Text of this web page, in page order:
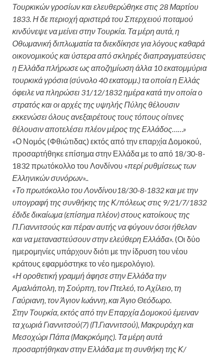
Τουρκικών γροσίων και ελευθερώθηκε στις 28 Μαρτίου
1833. Η δε περιοχή αριστερά του Σπερχειού ποταμού
κινδύνεψε να μείνει στην Τουρκία. Τα μέρη αυτά, η
Οθωμανική διπλωματία τα διεκδίκησε για λόγους καθαρά
οικονομικούς και ύστερα από σκληρές διαπραγματεύσεις
η Ελλάδα πλήρωσε ως αποζημίωση άλλα 10 εκατομμύρια
τουρκικά γρόσια (σύνολο 40 εκατομμ.) τα οποία η Ελλάς
όφειλε να πληρώσει 31/12/1832 ημέρα κατά την οποία ο
στρατός και οι αρχές της υψηλής Πύλης θέλουσιν
εκκενώσει όλους ανεξαιρέτους τους τόπους οίτινες
θέλουσιν αποτελέσει πλέον μέρος της Ελλάδος……»
«Ο Νομός (Φθιώτιδας) εκτός από την επαρχία Δομοκού,
προσαρτήθηκε επίσημα στην Ελλάδα με το από 18/30-8-
1832 πρωτόκολλο του Λονδίνου «περί ρυθμίσεως των
Ελληνικών συνόρων»..
«Το πρωτόκολλο του Λονδίνου18/30-8-1832 και με την
υπογραφή της συνθήκης της Κ/πόλεως στις 9/21/7/1832
έδιδε δικαίωμα (επίσημα πλέον) στους κατοίκους της
Π.Γιαννιτσούς και πέραν αυτής να φύγουν όσοι ήθελαν
και να μεταναστεύσουν στην ελεύθερη Ελλάδα».(Οι δύο
ημερομηνίες υπάρχουν διότι με την ίδρυση του νέου
κράτους εφαρμόστηκε το νέο ημερολόγιο).
«Η οροθετική γραμμή άφησε στην Ελλάδα την
Αμαλιάπολη, τη Σούρπη, τον Πτελεό, το Αχίλειο, τη
Γαύριανη, τον Άγιον Ιωάννη, και Άγιο Θεόδωρο.
Στην Τουρκία, εκτός από την Επαρχία Δομοκού έμειναν
τα χωριά Γιαννιτσού(7) (Π.Γιαννιτσού), Μακρυράχη και
Μεσοχώρι Πάπα (Μακρκόμης). Τα μέρη αυτά
προσαρτήθηκαν στην Ελλάδα με τη συνθήκη της Κ/